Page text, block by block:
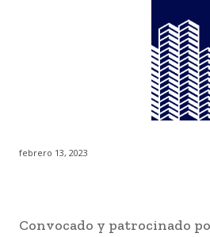
febrero 13, 2023
Convocado y patrocinado